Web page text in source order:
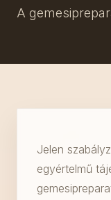
A
Jelen
egyértelmű